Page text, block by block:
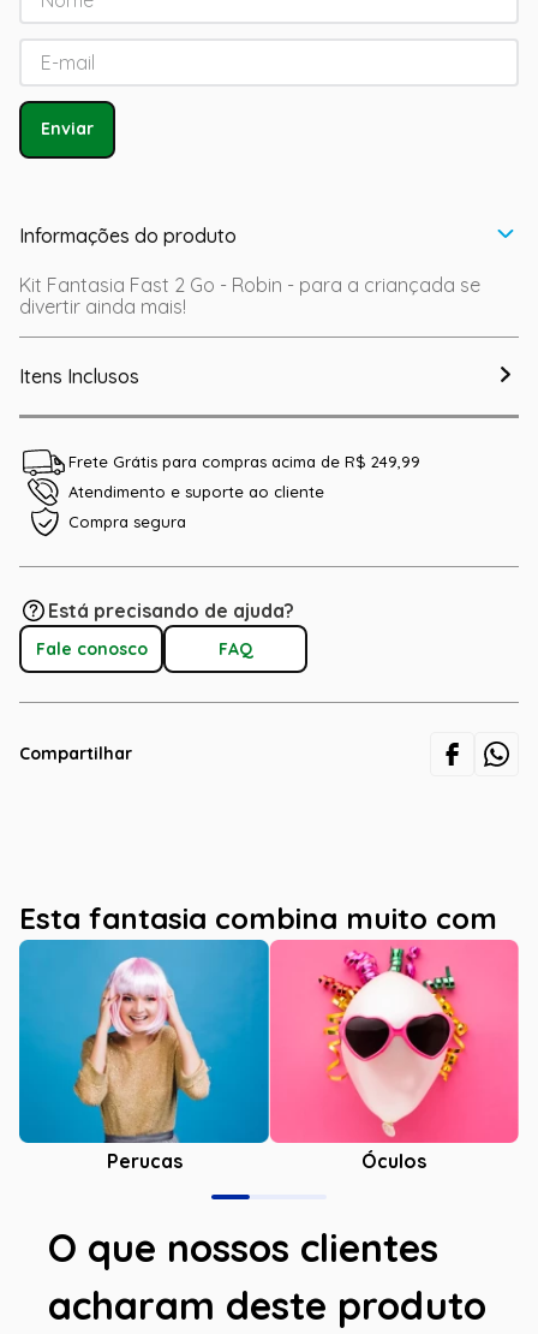
Enviar
Informações do produto
Kit Fantasia Fast 2 Go - Robin - para a criançada se
divertir ainda mais!
Itens Inclusos
Frete Grátis para compras acima de R$ 249,99
Atendimento e suporte ao cliente
Compra segura
Está precisando de ajuda?
Fale conosco FAQ
Compartilhar
Esta fantasia combina muito com
Perucas Óculos
O que nossos clientes
acharam deste produto